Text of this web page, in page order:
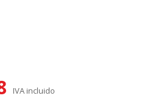
IVA incluido